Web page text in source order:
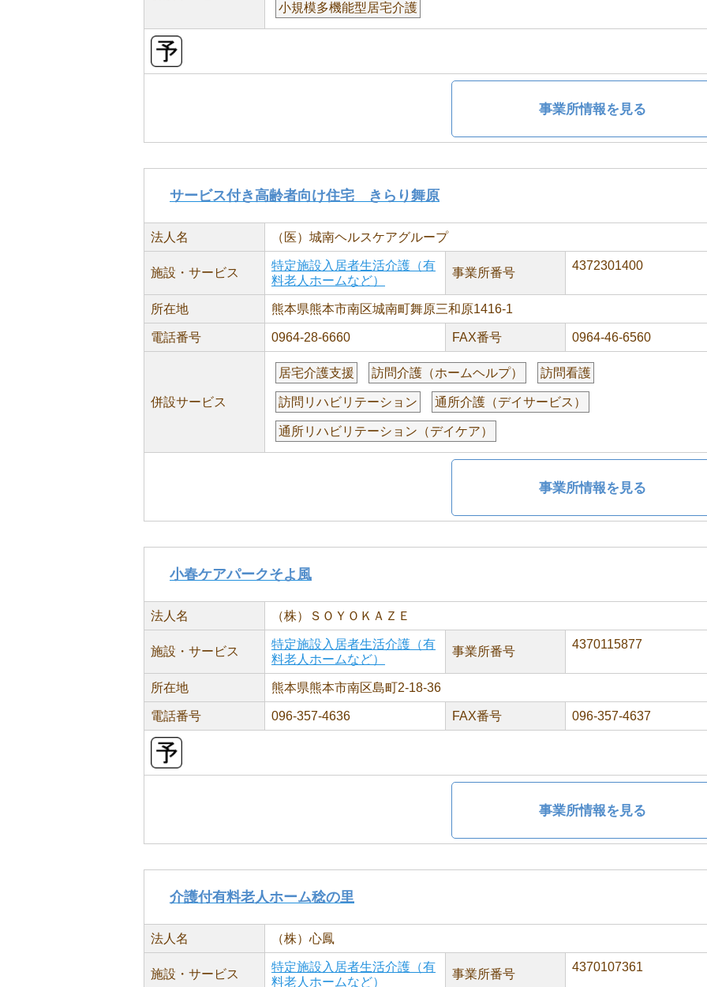
小規模多機能型居宅介護
事業所情報を見る
サービス付き高齢者向け住宅 きらり舞原
法人名 （医）城南ヘルスケアグループ
施設・サービス
特定施設入居者生活介護（有
料老人ホームなど）
事業所番号
4372301400
所在地 熊本県熊本市南区城南町舞原三和原1416-1
電話番号 0964-28-6660 FAX番号 0964-46-6560
併設サービス
居宅介護支援 訪問介護（ホームヘルプ） 訪問看護
訪問リハビリテーション 通所介護（デイサービス）
通所リハビリテーション（デイケア）
事業所情報を見る
小春ケアパークそよ風
法人名 （株）ＳＯＹＯＫＡＺＥ
施設・サービス
特定施設入居者生活介護（有
料老人ホームなど）
事業所番号
4370115877
所在地 熊本県熊本市南区島町2-18-36
電話番号 096-357-4636 FAX番号 096-357-4637
事業所情報を見る
介護付有料老人ホーム稔の里
法人名 （株）心鳳
施設・サービス
特定施設入居者生活介護（有
料老人ホームなど）
事業所番号
4370107361